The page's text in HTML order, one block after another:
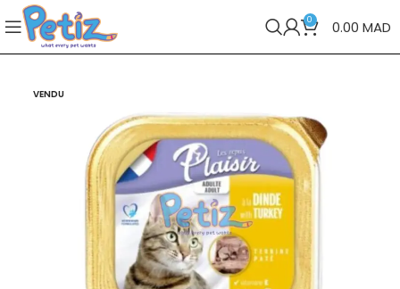
0 0.00 MAD
VENDU